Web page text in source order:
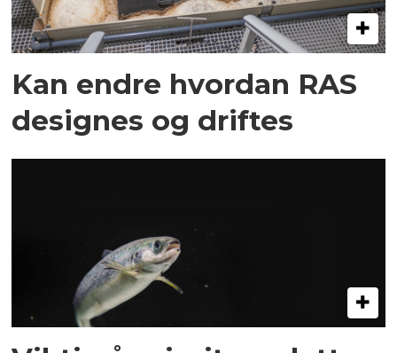
Kan endre hvordan RAS
designes og driftes